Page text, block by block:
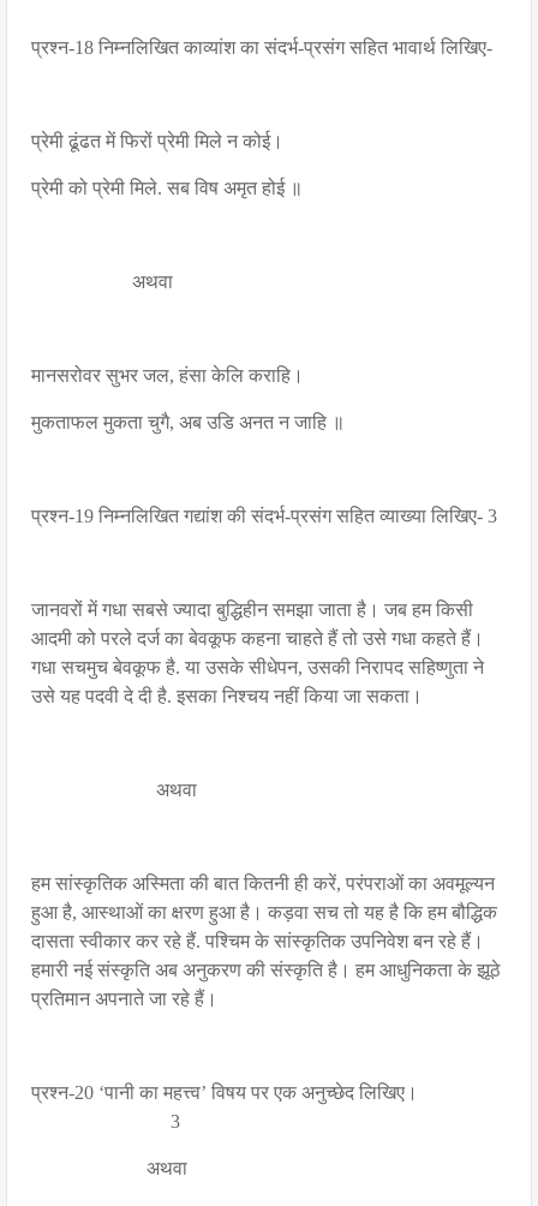
प्रश्न-18 निम्नलिखित काव्यांश का संदर्भ-प्रसंग सहित भावार्थ लिखिए-
प्रेमी ढूंढत में फिरों प्रेमी मिले न कोई।
प्रेमी को प्रेमी मिले. सब विष अमृत होई ॥
अथवा
मानसरोवर सुभर जल, हंसा केलि कराहि।
मुकताफल मुकता चुगै, अब उडि अनत न जाहि ॥
प्रश्न-19 निम्नलिखित गद्यांश की संदर्भ-प्रसंग सहित व्याख्या लिखिए- 3
जानवरों में गधा सबसे ज्यादा बुद्धिहीन समझा जाता है। जब हम किसी
आदमी को परले दर्ज का बेवकूफ कहना चाहते हैं तो उसे गधा कहते हैं।
गधा सचमुच बेवकूफ है. या उसके सीधेपन, उसकी निरापद सहिष्णुता ने
उसे यह पदवी दे दी है. इसका निश्चय नहीं किया जा सकता।
अथवा
हम सांस्कृतिक अस्मिता की बात कितनी ही करें, परंपराओं का अवमूल्यन
हुआ है, आस्थाओं का क्षरण हुआ है। कड़वा सच तो यह है कि हम बौद्धिक
दासता स्वीकार कर रहे हैं. पश्चिम के सांस्कृतिक उपनिवेश बन रहे हैं।
हमारी नई संस्कृति अब अनुकरण की संस्कृति है। हम आधुनिकता के झूठे
प्रतिमान अपनाते जा रहे हैं।
प्रश्न-20 ‘पानी का महत्त्व’ विषय पर एक अनुच्छेद लिखिए।
3
अथवा